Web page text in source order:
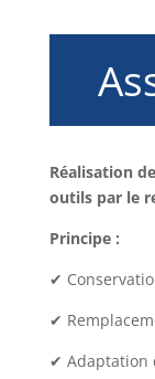
Réalisation
outils par le
Principe :
✔
✔
✔ Adaptation